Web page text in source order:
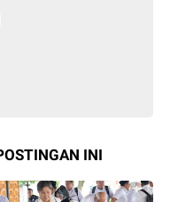
INI